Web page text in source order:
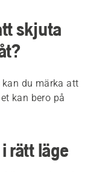
skjuta
du märka att
kan bero på
rätt läge